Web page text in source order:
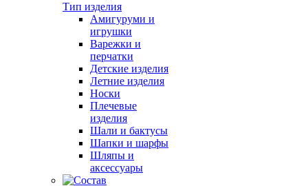
Тип изделия
Амигуруми и
игрушки
Варежки и
перчатки
Детские изделия
Летние изделия
Носки
Плечевые
изделия
Шали и бактусы
Шапки и шарфы
Шляпы и
аксессуары